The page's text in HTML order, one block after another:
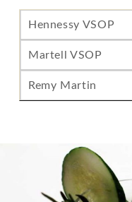
Hennessy VSOP
Martell VSOP
Remy Martin